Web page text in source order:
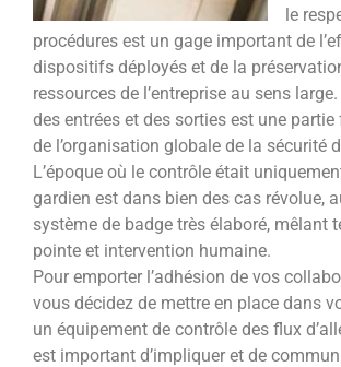
le
procédures est un gage important de
dispositifs déployés et de la
ressources de l’entreprise au sens
des entrées et des sorties est une
de l’organisation globale de la sécurité
L’époque où le contrôle était
gardien est dans bien des cas révolue,
système de badge très élaboré, mêlant
pointe et intervention humaine.
Pour emporter l’adhésion de vos
vous décidez de mettre en place dans
un équipement de contrôle des flux
est important d’impliquer et de